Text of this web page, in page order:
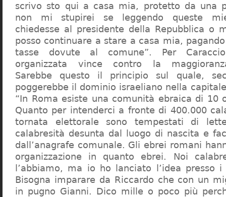
scrivo sto qui a casa mia, protetto da una
non mi stupirei se leggendo queste
chiedesse al presidente della Repubblica o
posso continuare a stare a casa mia,
tasse dovute al comune”. Per
organizzata vince contro la
Sarebbe questo il principio sul quale,
poggerebbe il dominio israeliano nella
“In Roma esiste una comunità ebraica di 10
Quanto per intenderci a fronte di 400.000
tornata elettorale sono tempestati di
calabresità desunta dal luogo di nascita e
dall’anagrafe comunale. Gli ebrei romani
organizzazione in quanto ebrei. Noi
l’abbiamo, ma io ho lanciato l’idea presso
Bisogna imparare da Riccardo che con un
in pugno Gianni. Dico mille o poco più